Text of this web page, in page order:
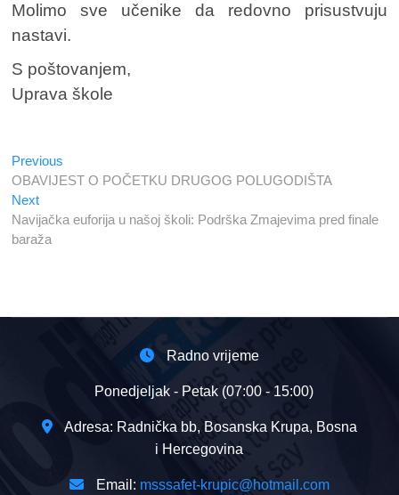
Molimo sve učenike da redovno prisustvuju
nastavi.
S poštovanjem,
Uprava škole
Navigacija
članaka
Previous
post:
OBAVIJEST O POČETKU DRUGOG POLUGODIŠTA
NextNext
post:
Navijačka euforija u našoj školi: Podrška Zmajevima pred finale
baraža
Radno vrijeme
Ponedjeljak - Petak (07:00 - 15:00)
Adresa: Radnička bb, Bosanska Krupa, Bosna
i Hercegovina
Email: msssafet-krupic@hotmail.com